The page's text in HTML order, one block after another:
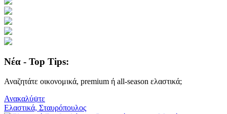
Νέα - Top Tips:
Αναζητάτε οικονομικά, premium ή all-season ελαστικά;
Ανακαλύψτε
Ελαστικά, Σταυρόπουλος